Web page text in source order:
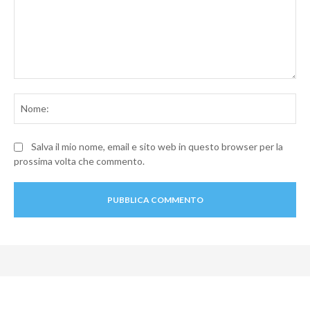
Salva il mio nome, email e sito web in questo browser per la
prossima volta che commento.